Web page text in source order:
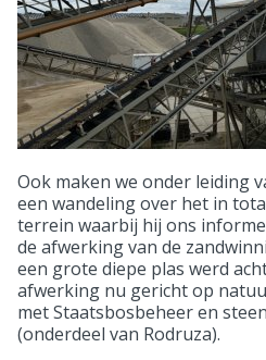
Ook maken we onder leiding
een wandeling over het in
terrein waarbij hij ons
de afwerking van de
een grote diepe plas werd
afwerking nu gericht op
met Staatsbosbeheer en
(onderdeel van Rodruza).